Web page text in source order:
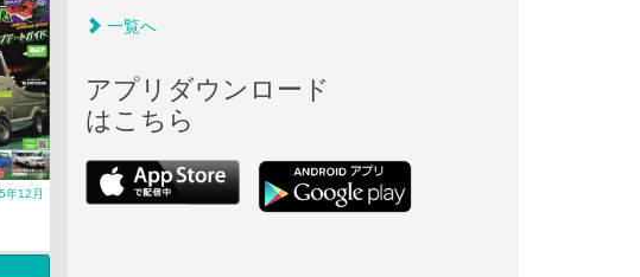
年12月
一覧へ
アプリダウンロード
はこちら